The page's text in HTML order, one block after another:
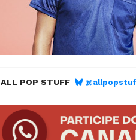
ALL POP STUFF